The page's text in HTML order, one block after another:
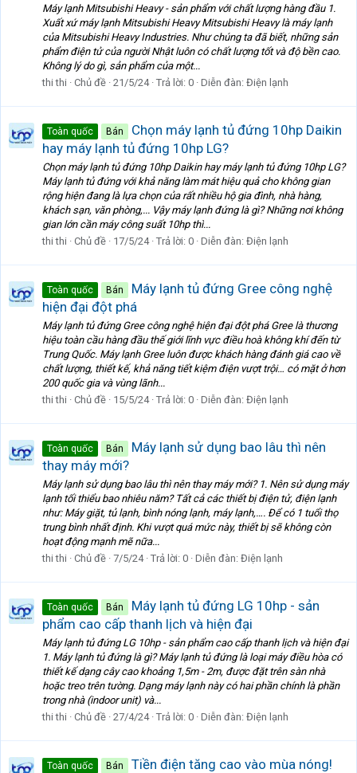
Máy lạnh Mitsubishi Heavy - sản phẩm với chất lượng hàng đầu 1.
Xuất xứ máy lạnh Mitsubishi Heavy Mitsubishi Heavy là máy lạnh
của Mitsubishi Heavy Industries. Như chúng ta đã biết, những sản
phẩm điện tử của người Nhật luôn có chất lượng tốt và độ bền cao.
Không lý do gì, sản phẩm của một...
thi thi
Chủ đề 21/5/24 Trả lời: 0 Diễn đàn: Điện lạnh
Toàn quốc Bán
Chọn máy lạnh tủ đứng 10hp Daikin
hay máy lạnh tủ đứng 10hp LG?
Chọn máy lạnh tủ đứng 10hp Daikin hay máy lạnh tủ đứng 10hp LG?
Máy lạnh tủ đứng với khả năng làm mát hiệu quả cho không gian
rộng hiện đang là lựa chọn của rất nhiều hộ gia đình, nhà hàng,
khách sạn, văn phòng,... Vậy máy lạnh đứng là gì? Những nơi không
gian lớn cần máy công suất 10hp thì...
thi thi
Chủ đề 17/5/24 Trả lời: 0 Diễn đàn: Điện lạnh
Toàn quốc Bán
Máy lạnh tủ đứng Gree công nghệ
hiện đại đột phá
Máy lạnh tủ đứng Gree công nghệ hiện đại đột phá Gree là thương
hiệu toàn cầu hàng đầu thế giới lĩnh vực điều hoà không khí đến từ
Trung Quốc. Máy lạnh Gree luôn được khách hàng đánh giá cao về
chất lượng, thiết kế, khả năng tiết kiệm điện vượt trội… có mặt ở hơn
200 quốc gia và vùng lãnh...
thi thi
Chủ đề 15/5/24 Trả lời: 0 Diễn đàn: Điện lạnh
Toàn quốc Bán
Máy lạnh sử dụng bao lâu thì nên
thay máy mới?
Máy lạnh sử dụng bao lâu thì nên thay máy mới? 1. Nên sử dụng máy
lạnh tối thiểu bao nhiêu năm? Tất cả các thiết bị điện tử, điện lạnh
như: Máy giặt, tủ lạnh, bình nóng lạnh, máy lạnh,…. Để có 1 tuổi thọ
trung bình nhất định. Khi vượt quá mức này, thiết bị sẽ không còn
hoạt động mạnh mẽ nữa...
thi thi
Chủ đề 7/5/24 Trả lời: 0 Diễn đàn: Điện lạnh
Toàn quốc Bán
Máy lạnh tủ đứng LG 10hp - sản
phẩm cao cấp thanh lịch và hiện đại
Máy lạnh tủ đứng LG 10hp - sản phẩm cao cấp thanh lịch và hiện đại
1. Máy lạnh tủ đứng là gì? Máy lạnh tủ đứng là loại máy điều hòa có
thiết kế dạng cây cao khoảng 1,5m - 2m, được đặt trên sàn nhà
hoặc treo trên tường. Dạng máy lạnh này có hai phần chính là phần
trong nhà (indoor unit) và...
thi thi
Chủ đề 27/4/24 Trả lời: 0 Diễn đàn: Điện lạnh
Toàn quốc Bán
Tiền điện tăng cao vào mùa nóng!